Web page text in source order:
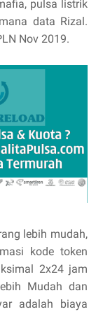
pulsa listrik
data Rizal.
Nov 2019.
lebih mudah,
kode token
2x24 jam
Mudah dan
adalah biaya